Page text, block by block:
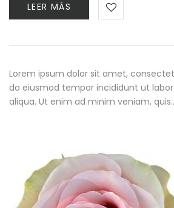
LEER MÁS
Lorem ipsum dolor sit amet,
do eiusmod tempor incididunt ut
aliqua. Ut enim ad minim veniam,